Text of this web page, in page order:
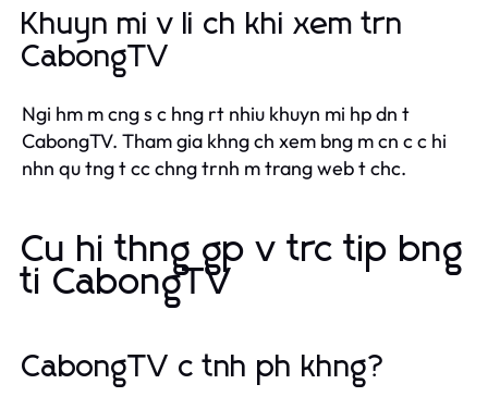
Khuyn mi v li ch khi xem trn
CabongTV
Ngi hm m cng s c hng rt nhiu khuyn mi hp dn t
CabongTV. Tham gia khng ch xem bng m cn c c hi
nhn qu tng t cc chng trnh m trang web t chc.
Cu hi thng gp v trc tip bng
ti CabongTV
CabongTV c tnh ph khng?